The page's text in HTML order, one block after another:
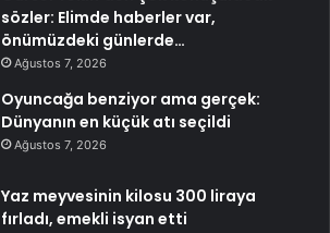
sözler: Elimde haberler var,
önümüzdeki günlerde…
Ağustos 7, 2026
Oyuncağa benziyor ama gerçek:
Dünyanın en küçük atı seçildi
Ağustos 7, 2026
Yaz meyvesinin kilosu 300 liraya
fırladı, emekli isyan etti